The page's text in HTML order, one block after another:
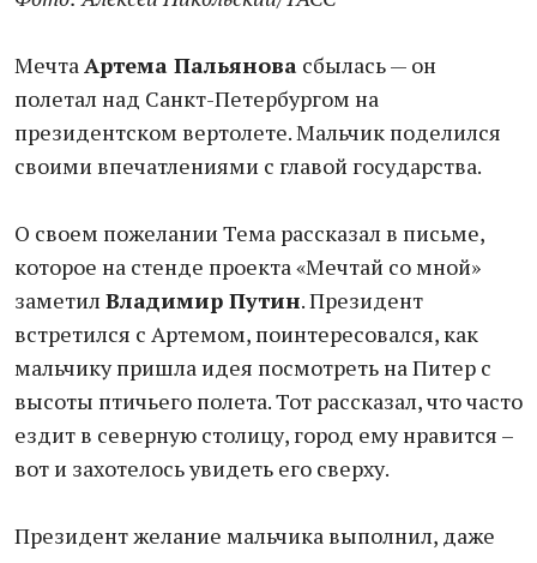
МечтаАртема Пальянова сбылась — он
полетал над Санкт-Петербургом на
президентском вертолете. Мальчик поделился
своими впечатлениями с главой государства.
О своем пожелании Тема рассказал в письме,
которое на стенде проекта «Мечтай со мной»
заметил Владимир Путин. Президент
встретился с Артемом, поинтересовался, как
мальчику пришла идея посмотреть на Питер с
высоты птичьего полета. Тот рассказал, что часто
ездит в северную столицу, город ему нравится –
вот и захотелось увидеть его сверху.
Президент желание мальчика выполнил, даже